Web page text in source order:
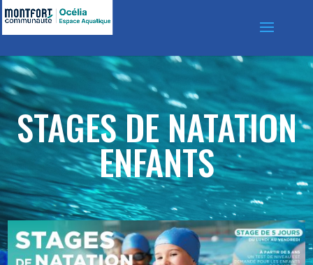
STAGES DE NATATION
ENFANTS